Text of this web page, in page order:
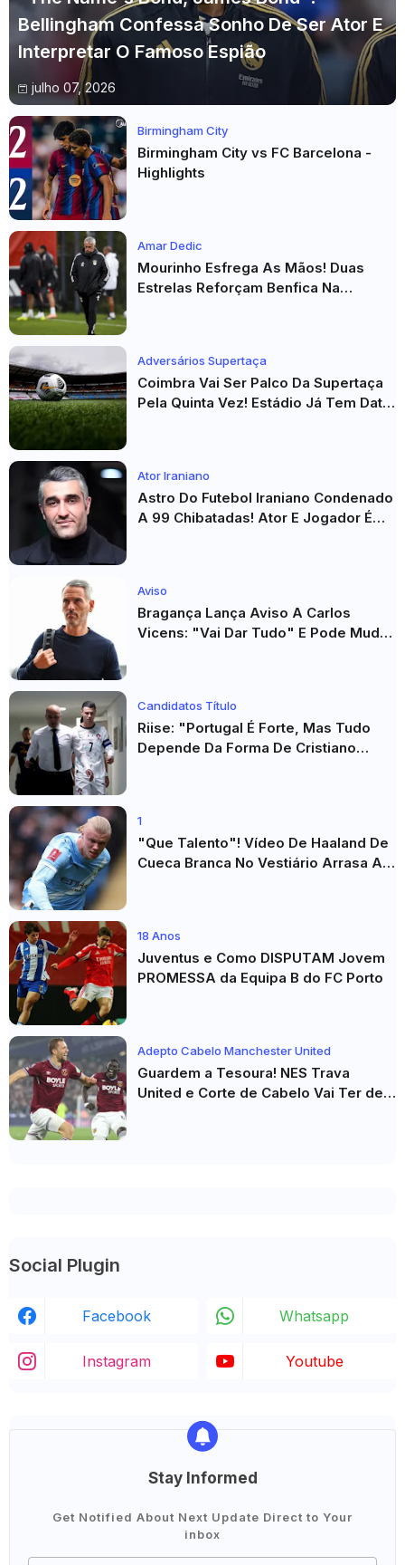
Bellingham Confessa Sonho De Ser Ator E
Interpretar O Famoso Espião
julho 07, 2026
Birmingham City
Birmingham City vs FC Barcelona -
Highlights
Amar Dedic
Mourinho Esfrega As Mãos! Duas
Estrelas Reforçam Benfica Na
Adversários Supertaça
Coimbra Vai Ser Palco Da Supertaça
Pela Quinta Vez! Estádio Já Tem Data
Ator Iraniano
Astro Do Futebol Iraniano Condenado
A 99 Chibatadas! Ator E Jogador É
Aviso
Bragança Lança Aviso A Carlos
Vicens: "Vai Dar Tudo" E Pode Mudar
Candidatos Título
Riise: "Portugal É Forte, Mas Tudo
Depende Da Forma De Cristiano
1
"Que Talento"! Vídeo De Haaland De
Cueca Branca No Vestiário Arrasa A
18 Anos
Juventus e Como DISPUTAM Jovem
PROMESSA da Equipa B do FC Porto
Adepto Cabelo Manchester United
Guardem a Tesoura! NES Trava
United e Corte de Cabelo Vai Ter de
Social Plugin
Facebook Whatsapp
Instagram Youtube
Stay Informed
Get Notified About Next Update Direct to Your
inbox